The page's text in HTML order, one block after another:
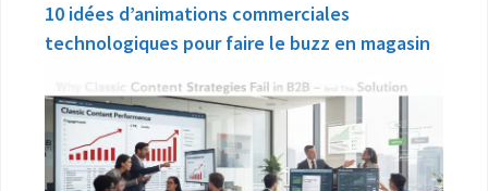
10 idées d’animations commerciales
technologiques pour faire le buzz en magasin